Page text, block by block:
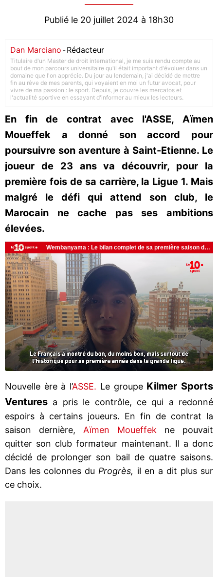
Publié le 20 juillet 2024 à 18h30
Dan Marciano -Rédacteur
Titulaire d'un Master de droit international, je me suis rendu compte au
bout de mon parcours universitaire qu'il était important d'évoluer dans un
domaine que l'on apprécie. Du jour au lendemain, j'ai décidé de mettre
fin au rêve de mes parents, qui voyaient en moi un futur avocat, pour
vivre de ma passion : le sport. Depuis, je couvre les mercatos et
l'actualité sportive en essayant d'informer au mieux les lecteurs.
En fin de contrat avec l'ASSE, Aïmen
Moueffek a donné son accord pour
poursuivre son aventure à Saint-Etienne. Le
joueur de 23 ans va découvrir, pour la
première fois de sa carrière, la Ligue 1. Mais
malgré le défi qui attend son club, le
Marocain ne cache pas ses ambitions
élevées.
Nouvelle ère à l’ASSE. Le groupe Kilmer Sports
Ventures a pris le contrôle, ce qui a redonné
espoirs à certains joueurs. En fin de contrat la
saison dernière, Aïmen Moueffek ne pouvait
quitter son club formateur maintenant. Il a donc
décidé de prolonger son bail de quatre saisons.
Dans les colonnes du Progrès, il en a dit plus sur
ce choix.